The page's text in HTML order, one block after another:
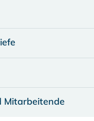
Mitarbeitende